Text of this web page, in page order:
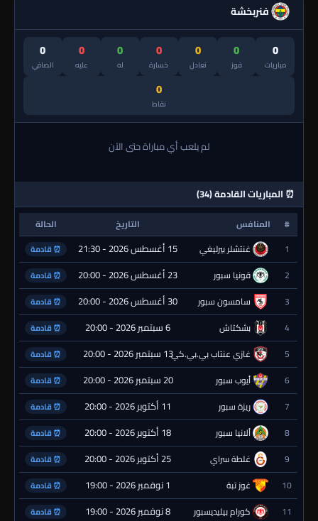
فنربخشة
0
مباريات
0
فوز
0
تعادل
0
خسارة
0
له
0
عليه
0
الصافي
0
نقاط
لم يلعب أي مباراة حتى الآن
⏰ المباريات القادمة (34)
# المنافس التاريخ
الحالة
1
غنتشلر بيرليغي 15 أغسطس 2026 - 21:30 ⏰ قادمة
2 قونيا سبور 23 أغسطس 2026 - 20:00 ⏰ قادمة
3 سامسون سبور 30 أغسطس 2026 - 20:00 ⏰ قادمة
4 بشكتاش 6 سبتمبر 2026 - 20:00 ⏰ قادمة
5 غازي عنتاب بي.بي.كي.13 سبتمبر 2026 - 20:00 ⏰ قادمة
6 أيوب سبور 20 سبتمبر 2026 - 20:00 ⏰ قادمة
7 ريزة سبور 11 أكتوبر 2026 - 20:00 ⏰ قادمة
8 ألانيا سبور 18 أكتوبر 2026 - 20:00 ⏰ قادمة
9 غلطة سراي 25 أكتوبر 2026 - 20:00 ⏰ قادمة
10 غوز تبة 1 نوفمبر 2026 - 19:00 ⏰ قادمة
11 كورام بيليديسبور 8 نوفمبر 2026 - 19:00 ⏰ قادمة